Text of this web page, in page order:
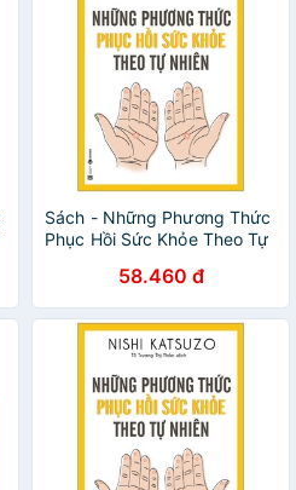
Sách - Những Phương Thức
Phục Hồi Sức Khỏe Theo Tự
58.460 đ